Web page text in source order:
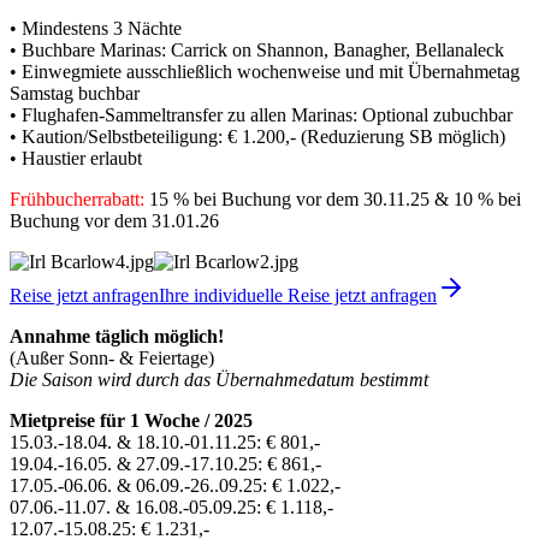
• Mindestens 3 Nächte
• Buchbare Marinas: Carrick on Shannon, Banagher, Bellanaleck
• Einwegmiete ausschließlich wochenweise und mit Übernahmetag
Samstag buchbar
• Flughafen-Sammeltransfer zu allen Marinas: Optional zubuchbar
• Kaution/Selbstbeteiligung: € 1.200,- (Reduzierung SB möglich)
• Haustier erlaubt
Frühbucherrabatt: 15 % bei Buchung vor dem 30.11.25 & 10 % bei
Buchung vor dem 31.01.26
Reise jetzt anfragenIhre individuelle Reise jetzt anfragen
Annahme täglich möglich!
(Außer Sonn- & Feiertage)
Die Saison wird durch das Übernahmedatum bestimmt
Mietpreise für 1 Woche / 2025
15.03.-18.04. & 18.10.-01.11.25: € 801,-
19.04.-16.05. & 27.09.-17.10.25: € 861,-
17.05.-06.06. & 06.09.-26..09.25: € 1.022,-
07.06.-11.07. & 16.08.-05.09.25: € 1.118,-
12.07.-15.08.25: € 1.231,-